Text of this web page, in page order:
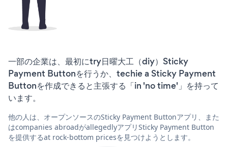
一部の企業は、最初にtry日曜大工（diy）Sticky
Payment Buttonを行うか、techie a Sticky Payment
Buttonを作成できると主張する「in 'no time'」を持って
います。
他の人は、オープンソースのSticky Payment Buttonアプリ、また
はcompanies abroadがallegedlyアプリSticky Payment Button
を提供するat rock-bottom pricesを見つけようとします。